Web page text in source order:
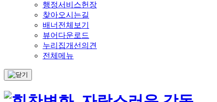
행정서비스헌장
찾아오시는길
배너전체보기
뷰어다운로드
누리집개선의견
전체메뉴